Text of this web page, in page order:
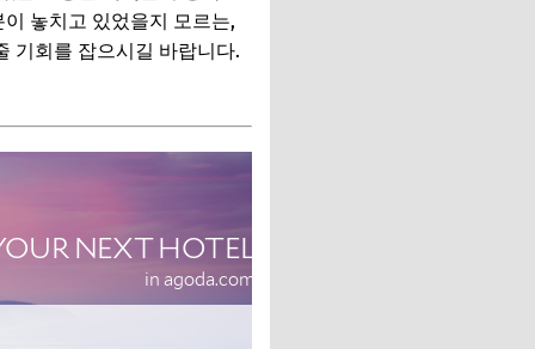
놓치고 있었을지 모르는,
기회를 잡으시길 바랍니다.